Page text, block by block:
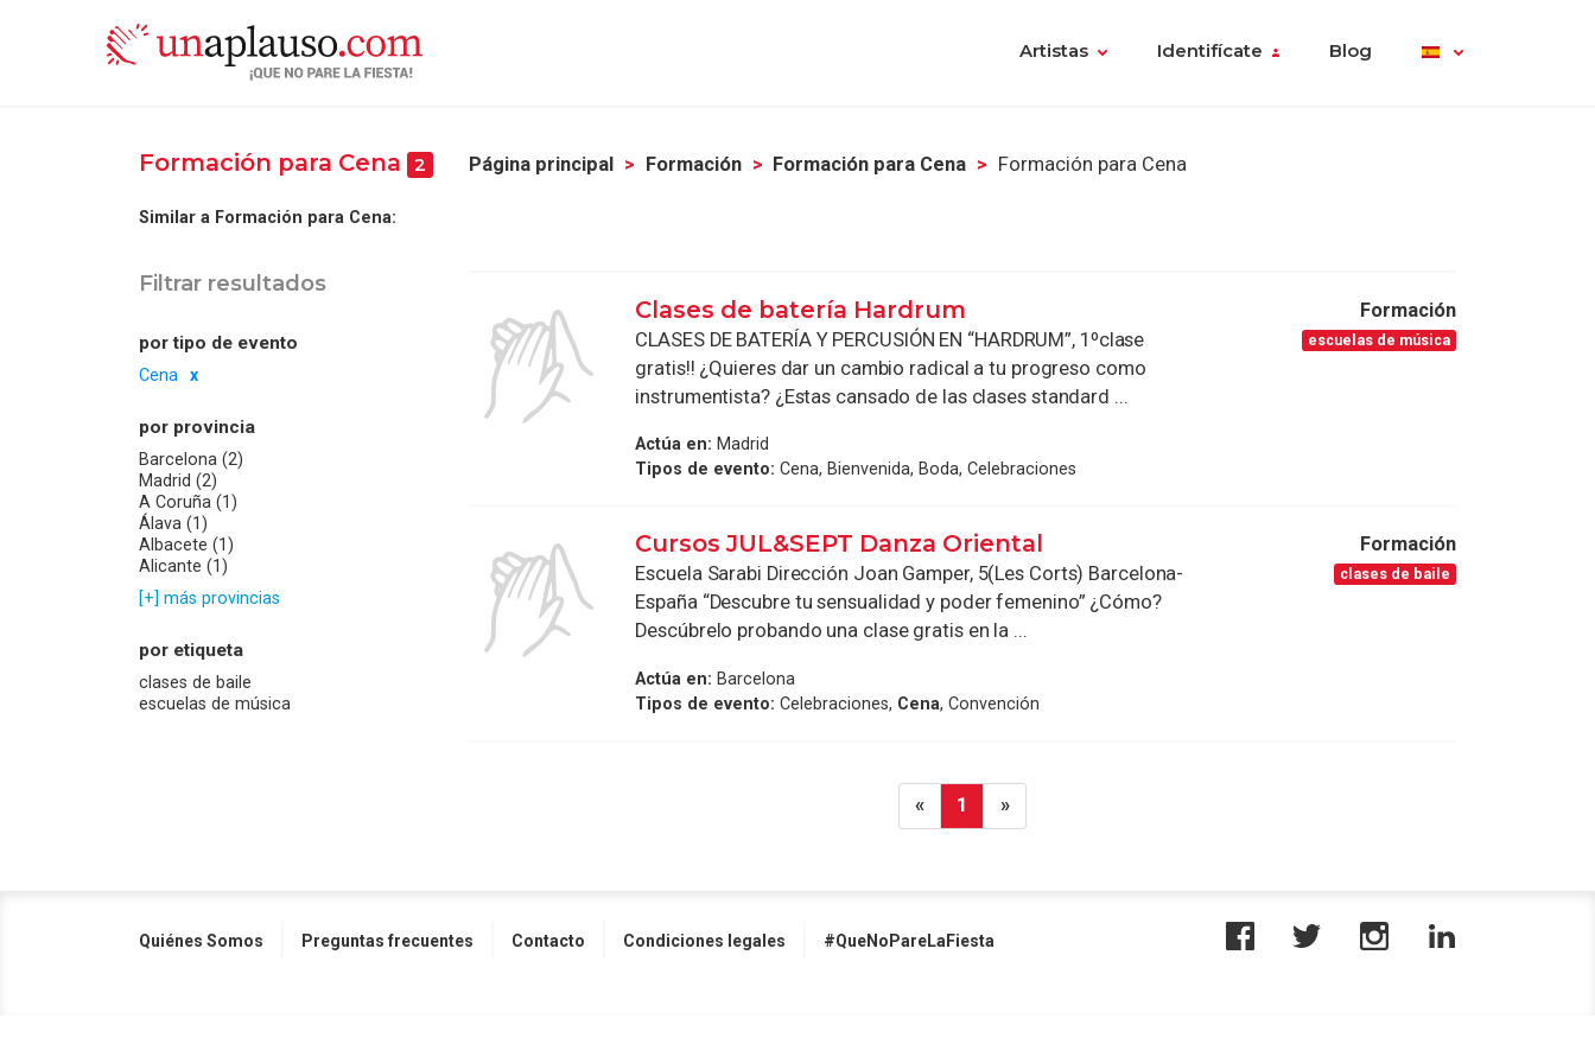
Artistas Identifícate Blog
Formación para Cena 2 Página principal Formación Formación para Cena Formación para Cena
Similar a Formación para Cena:
Filtrar resultados
por tipo de evento
Cena
por provincia
Barcelona (2)
Madrid (2)
A Coruña (1)
Álava (1)
Albacete (1)
Alicante (1)
[+] más provincias
por etiqueta
clases de baile
escuelas de música
Clases de batería Hardrum
CLASES DE BATERÍA Y PERCUSIÓN EN “HARDRUM”, 1ºclase
gratis!! ¿Quieres dar un cambio radical a tu progreso como
instrumentista? ¿Estas cansado de las clases standard ...
Actúa en: Madrid
Tipos de evento: Cena, Bienvenida, Boda, Celebraciones
Formación
escuelas de música
Cursos JUL&SEPT Danza Oriental
Escuela Sarabi Dirección Joan Gamper, 5(Les Corts) Barcelona-
España “Descubre tu sensualidad y poder femenino” ¿Cómo?
Descúbrelo probando una clase gratis en la ...
Actúa en: Barcelona
Tipos de evento: Celebraciones, Cena, Convención
Formación
clases de baile
« 1 »
Quiénes Somos Preguntas frecuentes Contacto Condiciones legales #QueNoPareLaFiesta